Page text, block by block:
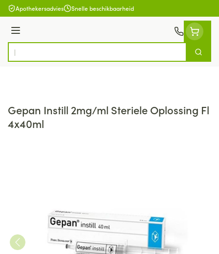
Ga naar de inhoud
Apothekersadvies Snelle beschikbaarheid
Menu
Product, merk, categorie...
Zoek
Gepan Instill 2mg/ml Steriele Oplossing Fl
4x40ml